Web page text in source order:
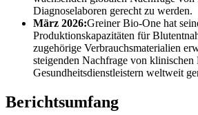
Diagnoselaboren gerecht zu werden.
März 2026:Greiner Bio-One hat
Produktionskapazitäten für
zugehörige Verbrauchsmaterialien
steigenden Nachfrage von klinischen
Gesundheitsdienstleistern weltweit
Berichtsumfang